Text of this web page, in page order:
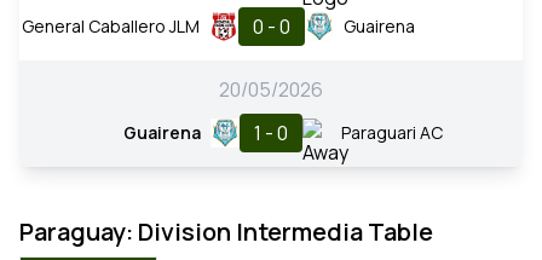
General Caballero JLM 0 - 0 Guairena
20/05/2026
Guairena 1 - 0 Paraguari AC
Paraguay: Division Intermedia Table